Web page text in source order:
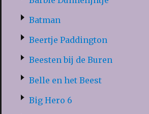
Batman
Beertje Paddington
Beesten bij de Buren
Belle en het Beest
Big Hero 6